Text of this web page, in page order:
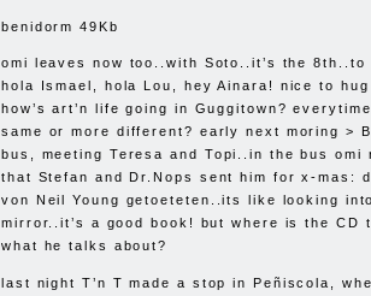
benidorm 49Kb
omi leaves now too..with Soto..it’s the 8th..to
hola Ismael, hola Lou, hey Ainara! nice to
how’s art’n life going in Guggitown?
same or more different? early next moring >
bus, meeting Teresa and Topi..in the bus omi
that Stefan and Dr.Nops sent him for x-mas:
von Neil Young getoeteten..its like looking
mirror..it’s a good book! but where is the CD
what he talks about?
last night T’n T made a stop in Peñiscola,